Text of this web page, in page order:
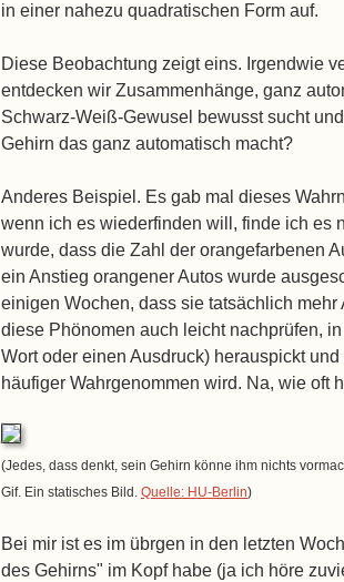
in einer nahezu quadratischen Form auf.
Diese Beobachtung zeigt eins. Irgendwie
entdecken wir Zusammenhänge, ganz
Schwarz-Weiß-Gewusel bewusst sucht
Gehirn das ganz automatisch macht?
Anderes Beispiel. Es gab mal dieses
wenn ich es wiederfinden will, finde ich es
wurde, dass die Zahl der orangefarbenen
ein Anstieg orangener Autos wurde
einigen Wochen, dass sie tatsächlich
diese Phönomen auch leicht nachprüfen,
Wort oder einen Ausdruck) herauspickt
häufiger Wahrgenommen wird. Na, wie oft
(Jedes, dass denkt, sein Gehirn könne ihm nichts
Gif. Ein statisches Bild. Quelle: HU-Berlin)
Bei mir ist es im übrgen in den letzten
des Gehirns" im Kopf habe (ja ich höre